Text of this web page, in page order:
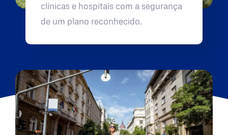
clínicas e hospitais com a segurança
de um plano reconhecido.